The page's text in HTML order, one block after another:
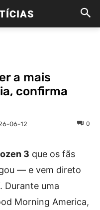
a mais
confirma
06-12 0
3 que os fãs
— e vem direto
Durante uma
Morning America,